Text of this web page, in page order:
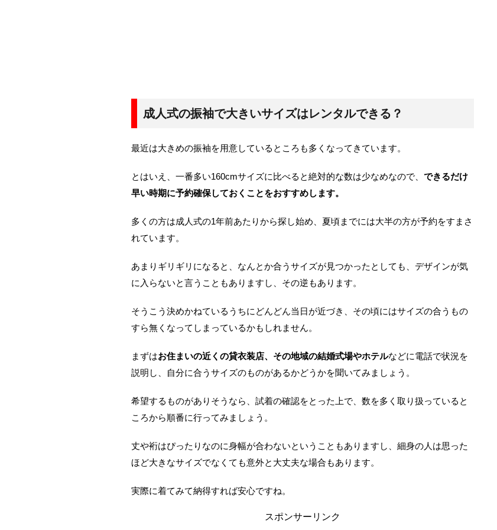
成人式の振袖で大きいサイズはレンタルできる？
最近は大きめの振袖を用意しているところも多くなってきています。
とはいえ、一番多い160cmサイズに比べると絶対的な数は少なめなので、 できるだけ
早い時期に予約確保しておくことをおすすめします。
多くの方は成人式の1年前あたりから探し始め、夏頃までには大半の方が予約をすまさ
れています。
あまりギリギリになると、なんとか合うサイズが見つかったとしても、デザインが気
に入らないと言うこともありますし、その逆もあります。
そうこう決めかねているうちにどんどん当日が近づき、その頃にはサイズの合うもの
すら無くなってしまっているかもしれません。
まずはお住まいの近くの貸衣装店、その地域の結婚式場やホテルなどに電話で状況を
説明し、自分に合うサイズのものがあるかどうかを聞いてみましょう。
希望するものがありそうなら、試着の確認をとった上で、数を多く取り扱っていると
ころから順番に行ってみましょう。
丈や裄はぴったりなのに身幅が合わないということもありますし、細身の人は思った
ほど大きなサイズでなくても意外と大丈夫な場合もあります。
実際に着てみて納得すれば安心ですね。
スポンサーリンク